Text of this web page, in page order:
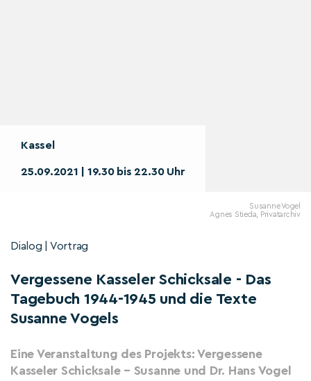
Kassel
25.09.2021 | 19.30 bis 22.30 Uhr
Susanne Vogel
Agnes Stieda, Privatarchiv
Dialog | Vortrag
Vergessene Kasseler Schicksale - Das
Tagebuch 1944-1945 und die Texte
Susanne Vogels
Eine Veranstaltung des Projekts: Vergessene
Kasseler Schicksale – Susanne und Dr. Hans Vogel